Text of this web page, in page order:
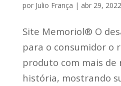
por Julio França | abr 29, 2022
Site Memoriol® O
para o consumidor o
produto com mais de
história, mostrando